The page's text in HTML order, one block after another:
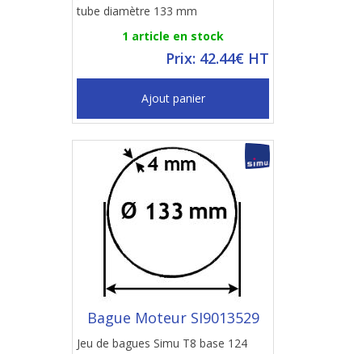
tube diamètre 133 mm
1 article en stock
Prix: 42.44€ HT
Ajout panier
Bague Moteur SI9013529
Jeu de bagues Simu T8 base 124